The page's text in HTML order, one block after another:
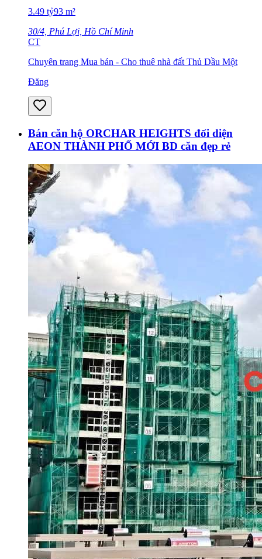
3.49 tỷ93 m²
30/4, Phú Lợi, Hồ Chí Minh
CT
Chuyên trang Mua bán - Cho thuê nhà đất Thủ Dầu Một
Đăng
Bán căn hộ ORCHAR HEIGHTS đối diện
AEON THÀNH PHỐ MỚI BD căn đẹp rẻ